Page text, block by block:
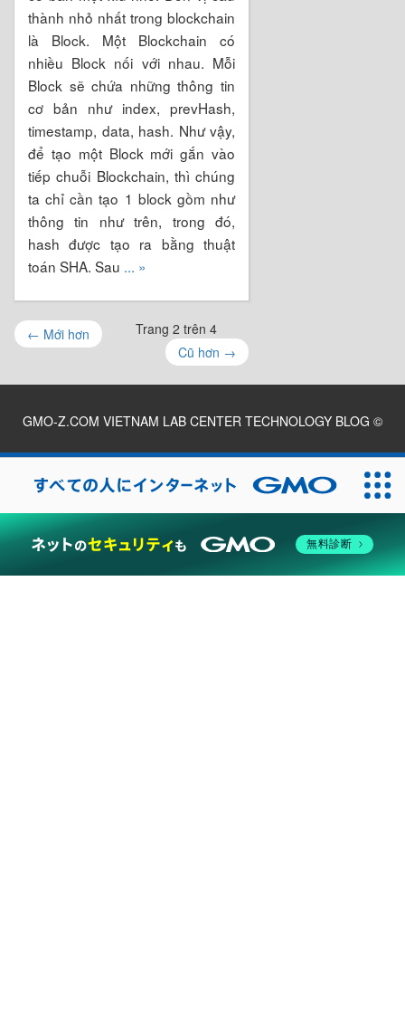
thành nhỏ nhất trong blockchain
là Block. Một Blockchain có
nhiều Block nối với nhau. Mỗi
Block sẽ chứa những thông tin
cơ bản như index, prevHash,
timestamp, data, hash. Như vậy,
để tạo một Block mới gắn vào
tiếp chuỗi Blockchain, thì chúng
ta chỉ cần tạo 1 block gồm như
thông tin như trên, trong đó,
hash được tạo ra bằng thuật
toán SHA. Sau ... »
← Mới hơn
Trang 2 trên 4
Cũ hơn →
GMO-Z.COM VIETNAM LAB CENTER TECHNOLOGY BLOG ©
2026
無料診断